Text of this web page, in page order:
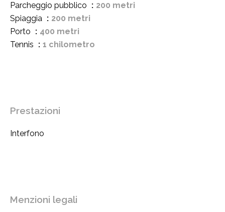
Parcheggio pubblico
200 metri
Spiaggia
200 metri
Porto
400 metri
Tennis
1 chilometro
Prestazioni
Interfono
Menzioni legali